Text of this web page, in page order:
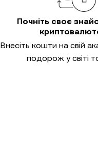
Почніть своє
Внесіть кошти на свій
подорож у світі